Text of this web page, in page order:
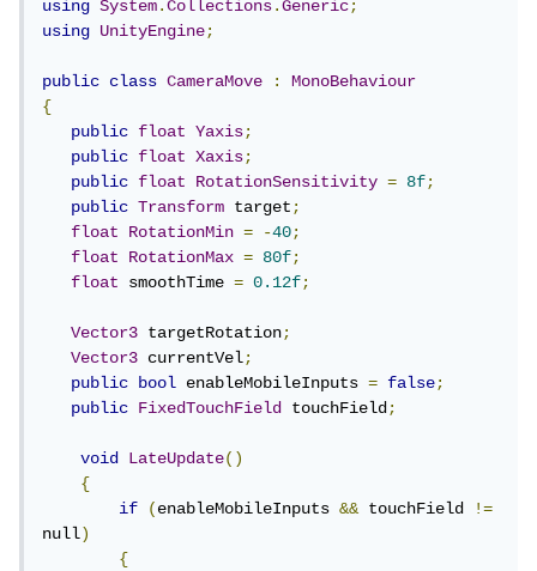
using System.Collections.Generic;
using
UnityEngine;
public class CameraMove :
MonoBehaviour
{
public
float Yaxis;
public
float Xaxis;
public
float RotationSensitivity = 8f;
public
Transform target;
float
RotationMin = -40;
float
RotationMax = 80f;
float
smoothTime = 0.12f;
Vector3 targetRotation;
Vector3 currentVel;
public
bool enableMobileInputs = false;
public
FixedTouchField touchField;
void LateUpdate()
{
if
(enableMobileInputs && touchField !=
null)
{